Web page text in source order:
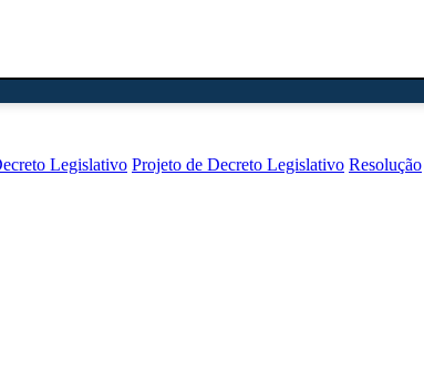
Legislativo Projeto de Decreto Legislativo Resolução